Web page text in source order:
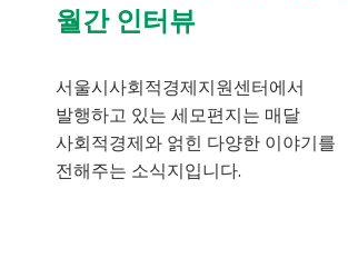
월간 인터뷰
서울시사회적경제지원센터에서
발행하고 있는 세모편지는 매달
사회적경제와 얽힌 다양한 이야기를
전해주는 소식지입니다.